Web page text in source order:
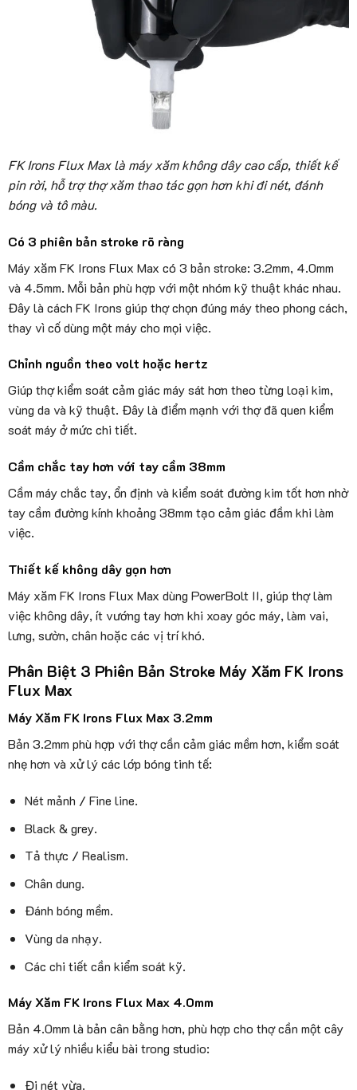
FK Irons Flux Max là máy xăm không dây cao cấp, thiết kế
pin rời, hỗ trợ thợ xăm thao tác gọn hơn khi đi nét, đánh
bóng và tô màu.
Có 3 phiên bản stroke rõ ràng
Máy xăm FK Irons Flux Max có 3 bản stroke: 3.2mm, 4.0mm
và 4.5mm. Mỗi bản phù hợp với một nhóm kỹ thuật khác nhau.
Đây là cách FK Irons giúp thợ chọn đúng máy theo phong cách,
thay vì cố dùng một máy cho mọi việc.
Chỉnh nguồn theo volt hoặc hertz
Giúp thợ kiểm soát cảm giác máy sát hơn theo từng loại kim,
vùng da và kỹ thuật. Đây là điểm mạnh với thợ đã quen kiểm
soát máy ở mức chi tiết.
Cầm chắc tay hơn với tay cầm 38mm
Cầm máy chắc tay, ổn định và kiểm soát đường kim tốt hơn nhờ
tay cầm đường kính khoảng 38mm tạo cảm giác đầm khi làm
việc.
Thiết kế không dây gọn hơn
Máy xăm FK Irons Flux Max dùng PowerBolt II, giúp thợ làm
việc không dây, ít vướng tay hơn khi xoay góc máy, làm vai,
lưng, sườn, chân hoặc các vị trí khó.
Phân Biệt 3 Phiên Bản Stroke Máy Xăm FK Irons
Flux Max
Máy Xăm FK Irons Flux Max 3.2mm
Bản 3.2mm phù hợp với thợ cần cảm giác mềm hơn, kiểm soát
nhẹ hơn và xử lý các lớp bóng tinh tế:
Nét mảnh / Fine line.
Black & grey.
Tả thực / Realism.
Chân dung.
Đánh bóng mềm.
Vùng da nhạy.
Các chi tiết cần kiểm soát kỹ.
Máy Xăm FK Irons Flux Max 4.0mm
Bản 4.0mm là bản cân bằng hơn, phù hợp cho thợ cần một cây
máy xử lý nhiều kiểu bài trong studio:
Đi nét vừa.